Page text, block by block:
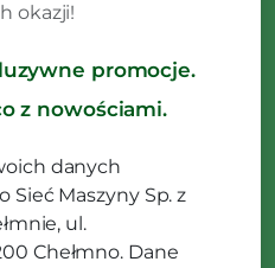
okazji!
promocje.
z nowościami.
danych
Sieć Maszyny Sp. z
ul.
Chełmno. Dane